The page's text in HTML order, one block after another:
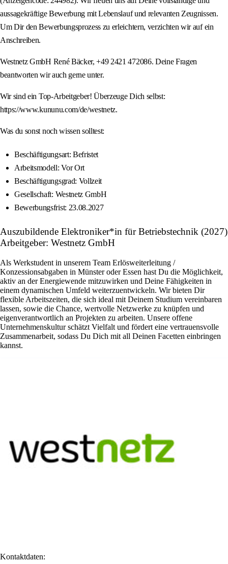
aussagekräftige Bewerbung mit Lebenslauf und relevanten Zeugnissen.
Um Dir den Bewerbungsprozess zu erleichtern, verzichten wir auf ein
Anschreiben.
Westnetz GmbH René Bäcker, +49 2421 472086. Deine Fragen
beantworten wir auch gerne unter.
Wir sind ein Top-Arbeitgeber! Überzeuge Dich selbst:
https://www.kununu.com/de/westnetz.
Was du sonst noch wissen solltest:
Beschäftigungsart: Befristet
Arbeitsmodell: Vor Ort
Beschäftigungsgrad: Vollzeit
Gesellschaft: Westnetz GmbH
Bewerbungsfrist: 23.08.2027
Auszubildende Elektroniker*in für Betriebstechnik (2027)
Arbeitgeber: Westnetz GmbH
Als Werkstudent in unserem Team Erlösweiterleitung /
Konzessionsabgaben in Münster oder Essen hast Du die Möglichkeit,
aktiv an der Energiewende mitzuwirken und Deine Fähigkeiten in
einem dynamischen Umfeld weiterzuentwickeln. Wir bieten Dir
flexible Arbeitszeiten, die sich ideal mit Deinem Studium vereinbaren
lassen, sowie die Chance, wertvolle Netzwerke zu knüpfen und
eigenverantwortlich an Projekten zu arbeiten. Unsere offene
Unternehmenskultur schätzt Vielfalt und fördert eine vertrauensvolle
Zusammenarbeit, sodass Du Dich mit all Deinen Facetten einbringen
kannst.
Kontaktdaten: